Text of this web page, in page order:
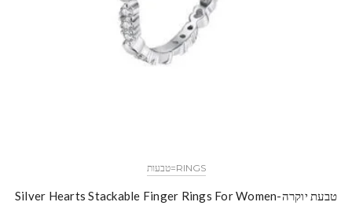
RINGS=טבעות
טבעת יוקרה-Silver Hearts Stackable Finger Rings For Women